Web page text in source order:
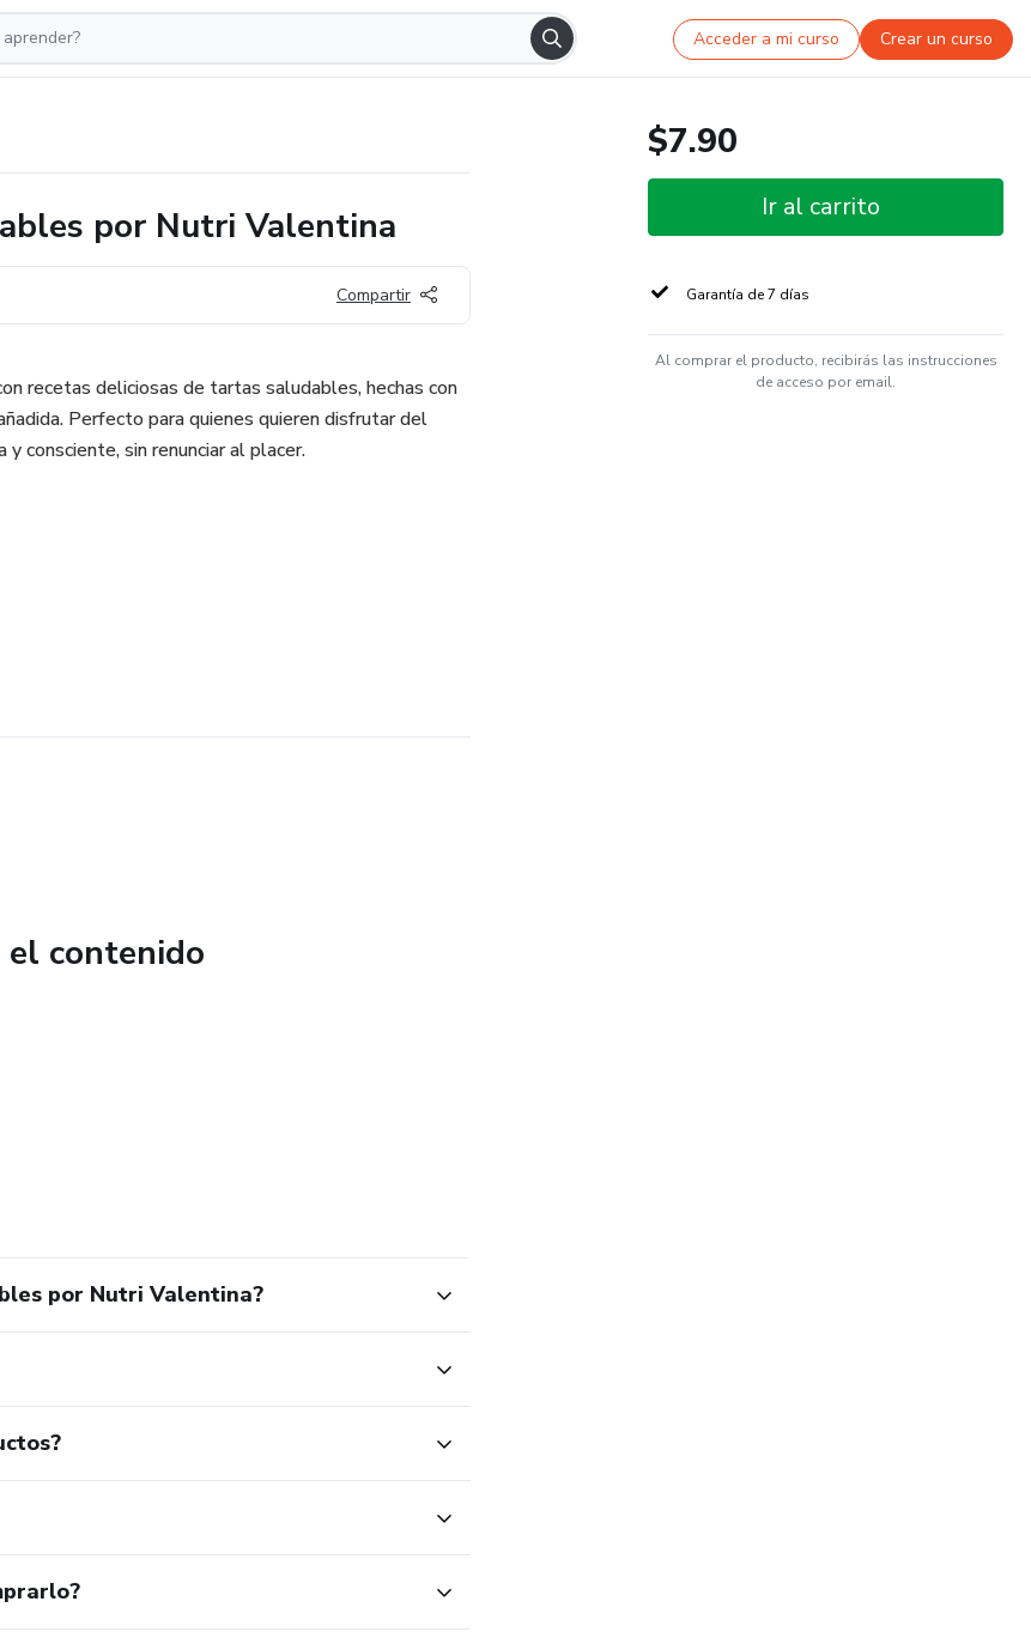
Acceder a mi curso Crear un curso
por Nutri Valentina
Compartir
recetas deliciosas de tartas saludables, hechas con
Perfecto para quienes quieren disfrutar del
consciente, sin renunciar al placer.
el contenido
por Nutri Valentina?
$7.90
Ir al carrito
Garantía de 7 días
Al comprar el producto, recibirás las instrucciones
de acceso por email.